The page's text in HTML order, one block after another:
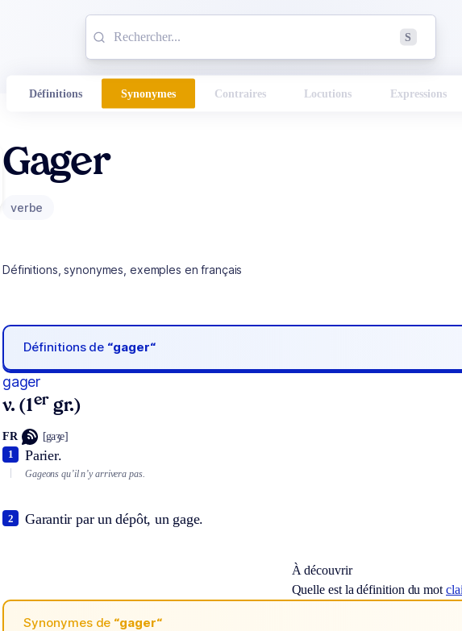
S
Définitions Synonymes Contraires Locutions Expressions
Gager
verbe
Définitions, synonymes, exemples en français
Définitions de “gager“
gager
v. (1er gr.)
FR [gaʒe]
Parier.
1
Gageons qu’il n’y arrivera pas.
Garantir par un dépôt, un gage.
2
À découvrir
Quelle est la définition du mot
Synonymes de “gager“